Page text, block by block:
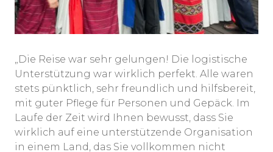
„Die Reise war sehr gelungen! Die logistische
Unterstützung war wirklich perfekt. Alle waren
stets pünktlich, sehr freundlich und hilfsbereit,
mit guter Pflege für Personen und Gepäck. Im
Laufe der Zeit wird Ihnen bewusst, dass Sie
wirklich auf eine unterstützende Organisation
in einem Land, das Sie vollkommen nicht